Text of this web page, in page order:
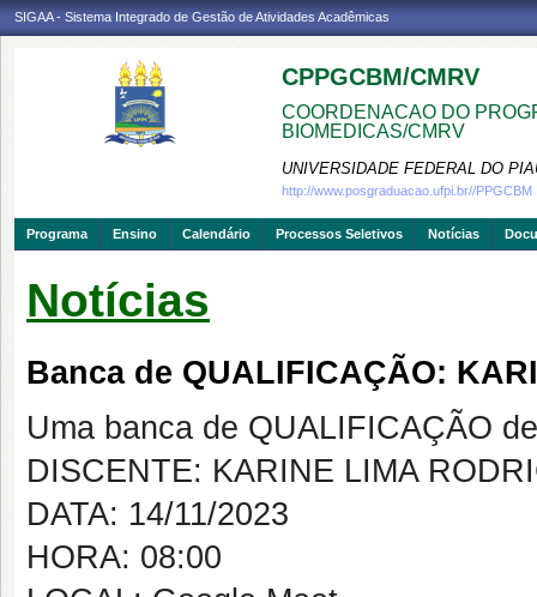
SIGAA - Sistema Integrado de Gestão de Atividades Acadêmicas
CPPGCBM/CMRV
COORDENACAO DO
BIOMEDICAS/CMRV
UNIVERSIDADE FEDERAL DO
http://www.posgraduacao.ufpi.br//PPGCBM
Programa Ensino Calendário Processos Seletivos Notícias
Notícias
Banca de QUALIFICAÇÃO:
Uma banca de QUALIFICAÇÃO
DISCENTE: KARINE LIMA
DATA: 14/11/2023
HORA: 08:00